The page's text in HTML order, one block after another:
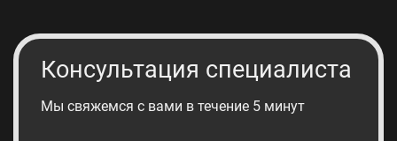
Консультация специалиста
Мы свяжемся с вами в течение 5 минут